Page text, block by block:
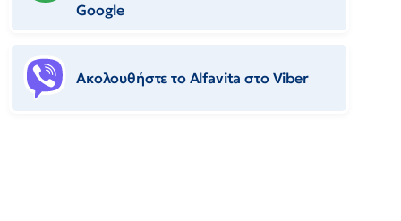
Google
Ακολουθήστε το Αlfavita στο Viber